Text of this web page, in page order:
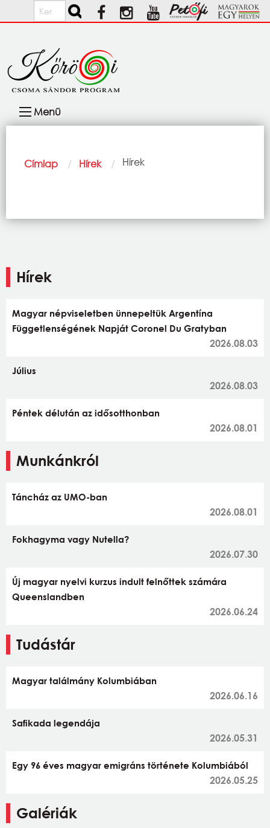
Ugrás a tartalomra
Keresés
navigáció
Menü
Morzsa
Címlap Hírek Current:
Hírek
Hírek
Magyar népviseletben ünnepeltük Argentína
Függetlenségének Napját Coronel Du Gratyban
2026.08.03
Július
2026.08.03
Péntek délután az idősotthonban
2026.08.01
Munkánkról
Táncház az UMO-ban
2026.08.01
Fokhagyma vagy Nutella?
2026.07.30
Új magyar nyelvi kurzus indult felnőttek számára
Queenslandben
2026.06.24
Tudástár
Magyar találmány Kolumbiában
2026.06.16
Safikada legendája
2026.05.31
Egy 96 éves magyar emigráns története Kolumbiából
2026.05.25
Galériák